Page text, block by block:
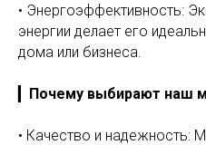
• Энергоэффективность:
энергии делает его
дома или бизнеса.
Почему выбирают наш
• Качество и надежность: